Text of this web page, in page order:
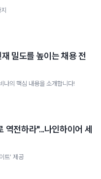
밀도를 높이는 채용 전
나의 핵심 내용을 소개합니다!
전하라"...나인하이어 세
트’ 제공